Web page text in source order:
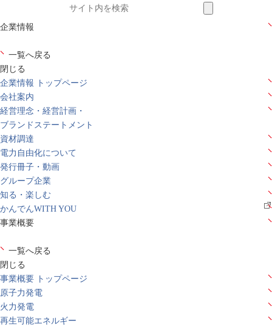
企業情報
一覧へ戻る
閉じる
企業情報 トップページ
会社案内
経営理念・経営計画・
ブランドステートメント
資材調達
電力自由化について
発行冊子・動画
グループ企業
知る・楽しむ
かんでんWITH YOU
事業概要
一覧へ戻る
閉じる
事業概要 トップページ
原子力発電
火力発電
再生可能エネルギー